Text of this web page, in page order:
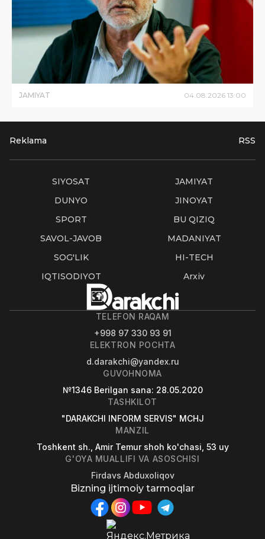
JAMIYAT 04.08.2026 13:00
Reklama RSS
SIYOSAT
JAMIYAT
DUNYO
JINOYAT
SPORT
BU QIZIQ
SAVOL-JAVOB
MADANIYAT
SOG'LIK
HI-TECH
IQTISODIYOT
Arxiv
TELEFON RAQAM
+998 97 330 93 91
ELEKTRON POCHTA
d.darakchi@yandex.ru
GUVOHNOMA
№1346 Berilgan sana: 28.05.2020
TASHKILOT
"DARAKCHI INFORM SERVIS" MCHJ
MANZIL
Toshkent sh., Amir Temur shoh ko'chasi, 53 uy
G'OYA MUALLIFI VA ASOSCHISI
Firdavs Abduxoliqov
Bizning ijtimoiy tarmoqlar